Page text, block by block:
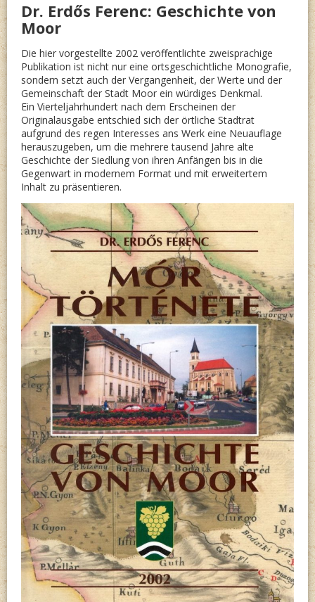
LANDE
–
Dr. Erdős Ferenc: Geschichte von
Moor
Die hier vorgestellte 2002 veröffentlichte zweisprachige
Publikation ist nicht nur eine ortsgeschichtliche Monografie,
sondern setzt auch der Vergangenheit, der Werte und der
Gemeinschaft der Stadt Moor ein würdiges Denkmal.
Ein Vierteljahrhundert nach dem Erscheinen der
Originalausgabe entschied sich der örtliche Stadtrat
aufgrund des regen Interesses ans Werk eine Neuauflage
herauszugeben, um die mehrere tausend Jahre alte
Geschichte der Siedlung von ihren Anfängen bis in die
Gegenwart in modernem Format und mit erweitertem
Inhalt zu präsentieren.